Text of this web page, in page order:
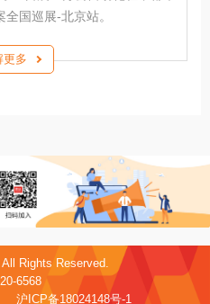
国巡展-北京站。
更多
Rights Reserved.
6568
沪ICP备18024148号-1